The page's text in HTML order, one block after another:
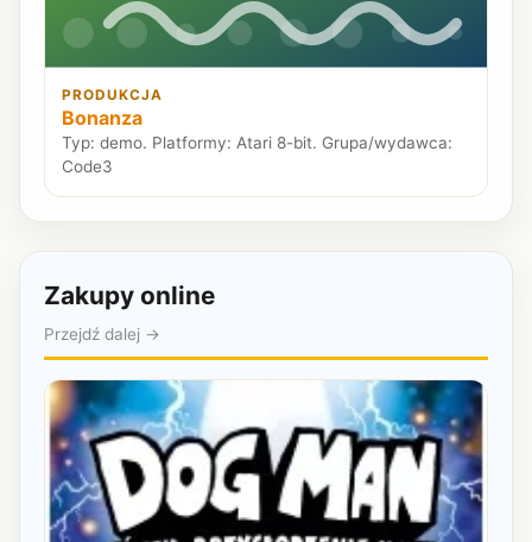
PRODUKCJA
Bonanza
Typ: demo. Platformy: Atari 8-bit. Grupa/wydawca:
Code3
Zakupy online
Przejdź dalej →